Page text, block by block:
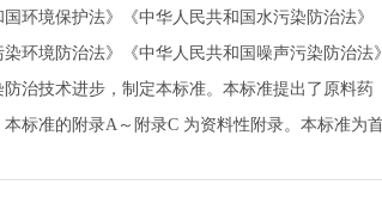
环境保护法》《中华人民共和国水污染防治法
环境防治法》《中华人民共和国噪声污染防治
治技术进步，制定本标准。本标准提出了原料
标准的附录A～附录C 为资料性附录。本标准为首